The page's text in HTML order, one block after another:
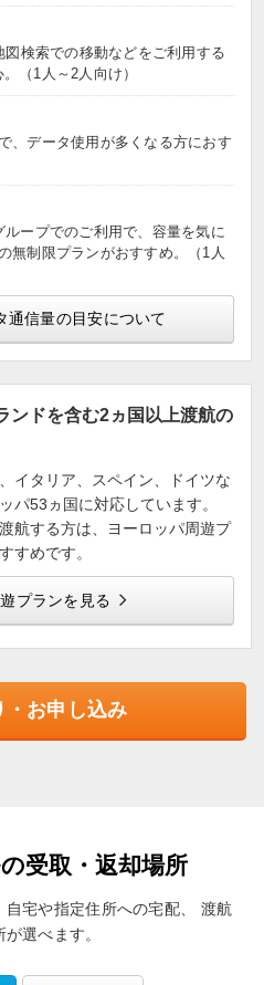
検索での移動などをご利用する
（1人～2人向け）
、データ使用が多くなる方におす
ープでのご利用で、容量を気に
無制限プランがおすすめ。（1人
通信量の目安について
ンドを含む2ヵ国以上渡航の
イタリア、スペイン、ドイツな
パ53ヵ国に対応しています。
航する方は、ヨーロッパ周遊プ
すめです。
プランを見る
・お申し込み
受取・返却場所
宅や指定住所への宅配、
渡航
選べます。